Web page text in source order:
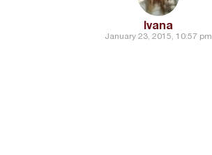
Ivana
January 23, 2015, 10:57 pm